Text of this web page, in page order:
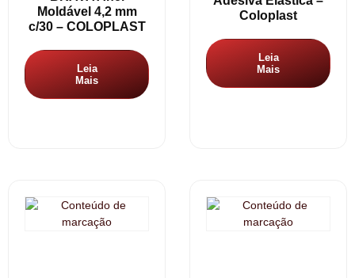
Moldável 4,2 mm
c/30 – COLOPLAST
Leia
Mais
Coloplast
Leia
Mais